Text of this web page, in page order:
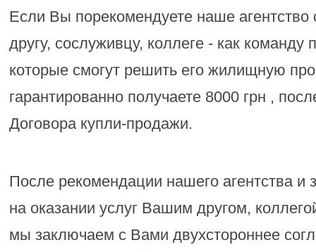
Если Вы порекомендуете наше агентство
другу, сослуживцу, коллеге - как команду
которые смогут решить его жилищную
гарантированно получаете 8000 грн ,
Договора купли-продажи.
После рекомендации нашего агентства и
на оказании услуг Вашим другом,
мы заключаем с Вами двухстороннее